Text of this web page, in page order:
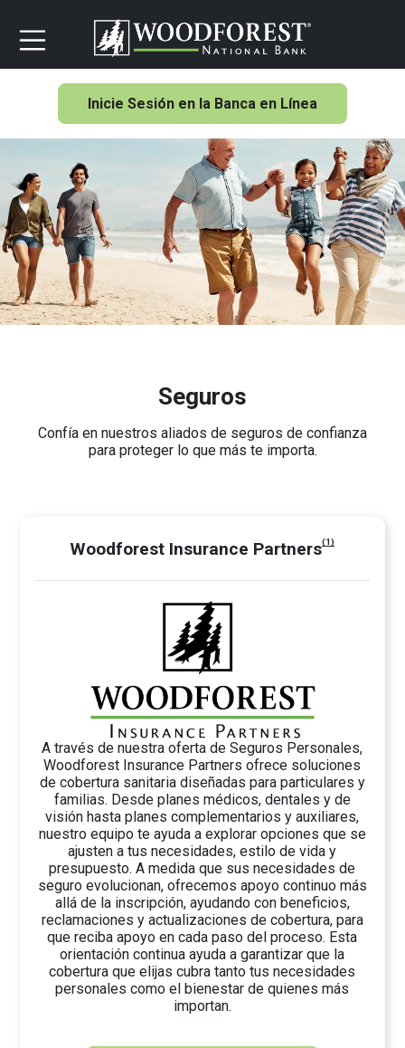
Inicie Sesión en la Banca en Línea
Seguros
Confía en nuestros aliados de seguros de confianza
para proteger lo que más te importa.
Woodforest Insurance Partners(1)
A través de nuestra oferta de Seguros Personales,
Woodforest Insurance Partners ofrece soluciones
de cobertura sanitaria diseñadas para particulares y
familias. Desde planes médicos, dentales y de
visión hasta planes complementarios y auxiliares,
nuestro equipo te ayuda a explorar opciones que se
ajusten a tus necesidades, estilo de vida y
presupuesto. A medida que sus necesidades de
seguro evolucionan, ofrecemos apoyo continuo más
allá de la inscripción, ayudando con beneficios,
reclamaciones y actualizaciones de cobertura, para
que reciba apoyo en cada paso del proceso. Esta
orientación continua ayuda a garantizar que la
cobertura que elijas cubra tanto tus necesidades
personales como el bienestar de quienes más
importan.